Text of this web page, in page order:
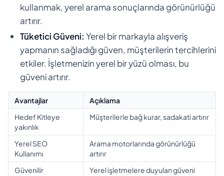
kullanmak, yerel arama sonuçlarında görünürlüğü
artırır.
Tüketici Güveni: Yerel bir markayla alışveriş
yapmanın sağladığı güven, müşterilerin tercihlerini
etkiler. İşletmenizin yerel bir yüzü olması, bu
güveni artırır.
Avantajlar
Açıklama
Hedef Kitleye
yakınlık
Müşterilerle bağ kurar, sadakati artırır
Yerel SEO
Kullanımı
Arama motorlarında görünürlüğü
artırır
Güvenilir
Yerel işletmelere duyulan güveni